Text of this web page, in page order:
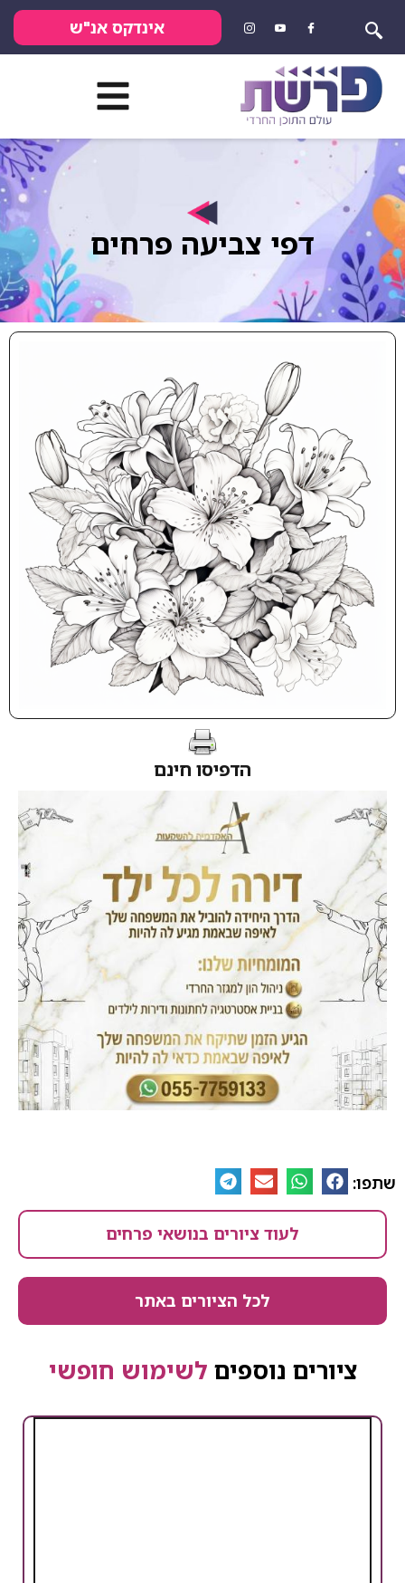
אינדקס אנ"ש
דפי צביעה פרחים
הדפיסו חינם
שתפו:
לעוד ציורים בנושאי פרחים
לכל הציורים באתר
ציורים נוספים לשימוש חופשי